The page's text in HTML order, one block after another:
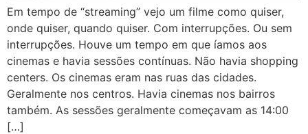
Em tempo de “streaming” vejo um filme como quiser,
onde quiser, quando quiser. Com interrupções. Ou sem
interrupções. Houve um tempo em que íamos aos
cinemas e havia sessões contínuas. Não havia shopping
centers. Os cinemas eram nas ruas das cidades.
Geralmente nos centros. Havia cinemas nos bairros
também. As sessões geralmente começavam as 14:00
[…]